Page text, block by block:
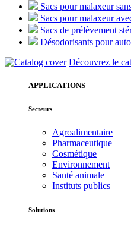
Sacs pour malaxeur
Sacs pour malaxeur
Sacs de prélèvement
Désodorisants pour
Découvrez le
APPLICATIONS
Secteurs
Agroalimentaire
Pharmaceutique
Cosmétique
Environnement
Santé animale
Instituts publics
Solutions